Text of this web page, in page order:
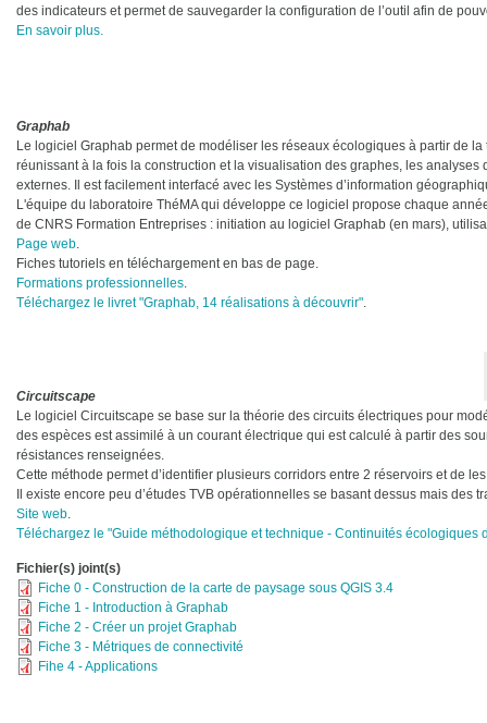
des indicateurs et permet de sauvegarder la configuration de l’outil afin de
En savoir plus.
Le logiciel Graphab permet de modéliser les réseaux écologiques à partir de
réunissant à la fois la construction et la visualisation des graphes, les
externes. Il est facilement interfacé avec les Systèmes d’information
L'équipe du laboratoire ThéMA qui développe ce logiciel propose chaque
de CNRS Formation Entreprises : initiation au logiciel Graphab (en mars),
Page web.
Fiches tutoriels en téléchargement en bas de page.
Formations professionnelles.
Téléchargez le livret "Graphab, 14 réalisations à découvrir".
Circuitscape
Le logiciel Circuitscape se base sur la théorie des circuits électriques pour
des espèces est assimilé à un courant électrique qui est calculé à partir des
résistances renseignées.
Cette méthode permet d’identifier plusieurs corridors entre 2 réservoirs et de
Il existe encore peu d’études TVB opérationnelles se basant dessus mais des
Site web.
Téléchargez le "Guide méthodologique et technique - Continuités écologiques
Fichier(s) joint(s)
Fiche 0 - Construction de la carte de paysage sous QGIS 3.4
Fiche 1 - Introduction à Graphab
Fiche 2 - Créer un projet Graphab
Fiche 3 - Métriques de connectivité
Fihe 4 - Applications